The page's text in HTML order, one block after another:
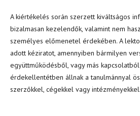
A kiértékelés során szerzett kiváltságos
bizalmasan kezelendők, valamint nem
személyes előmenetel érdekében. A
adott kéziratot, amennyiben bármilyen
együttműködésből, vagy más
érdekellentétben állnak a tanulmánnyal
szerzőkkel, cégekkel vagy intézményekkel.